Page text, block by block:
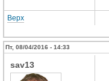
Верх
Пт, 08/04/2016 - 14:33
sav13